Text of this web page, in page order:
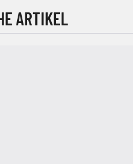
ARTIKEL